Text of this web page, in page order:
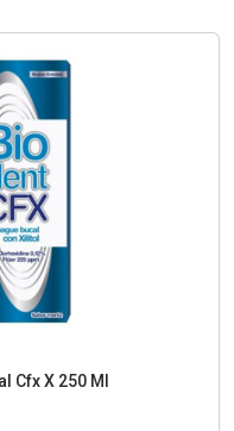
Cfx X 250 Ml